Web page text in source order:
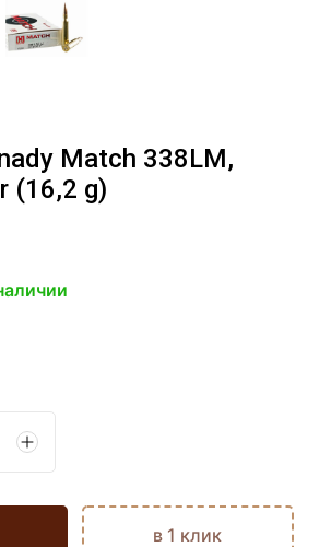
Match 338LM,
(16,2 g)
в 1 клик